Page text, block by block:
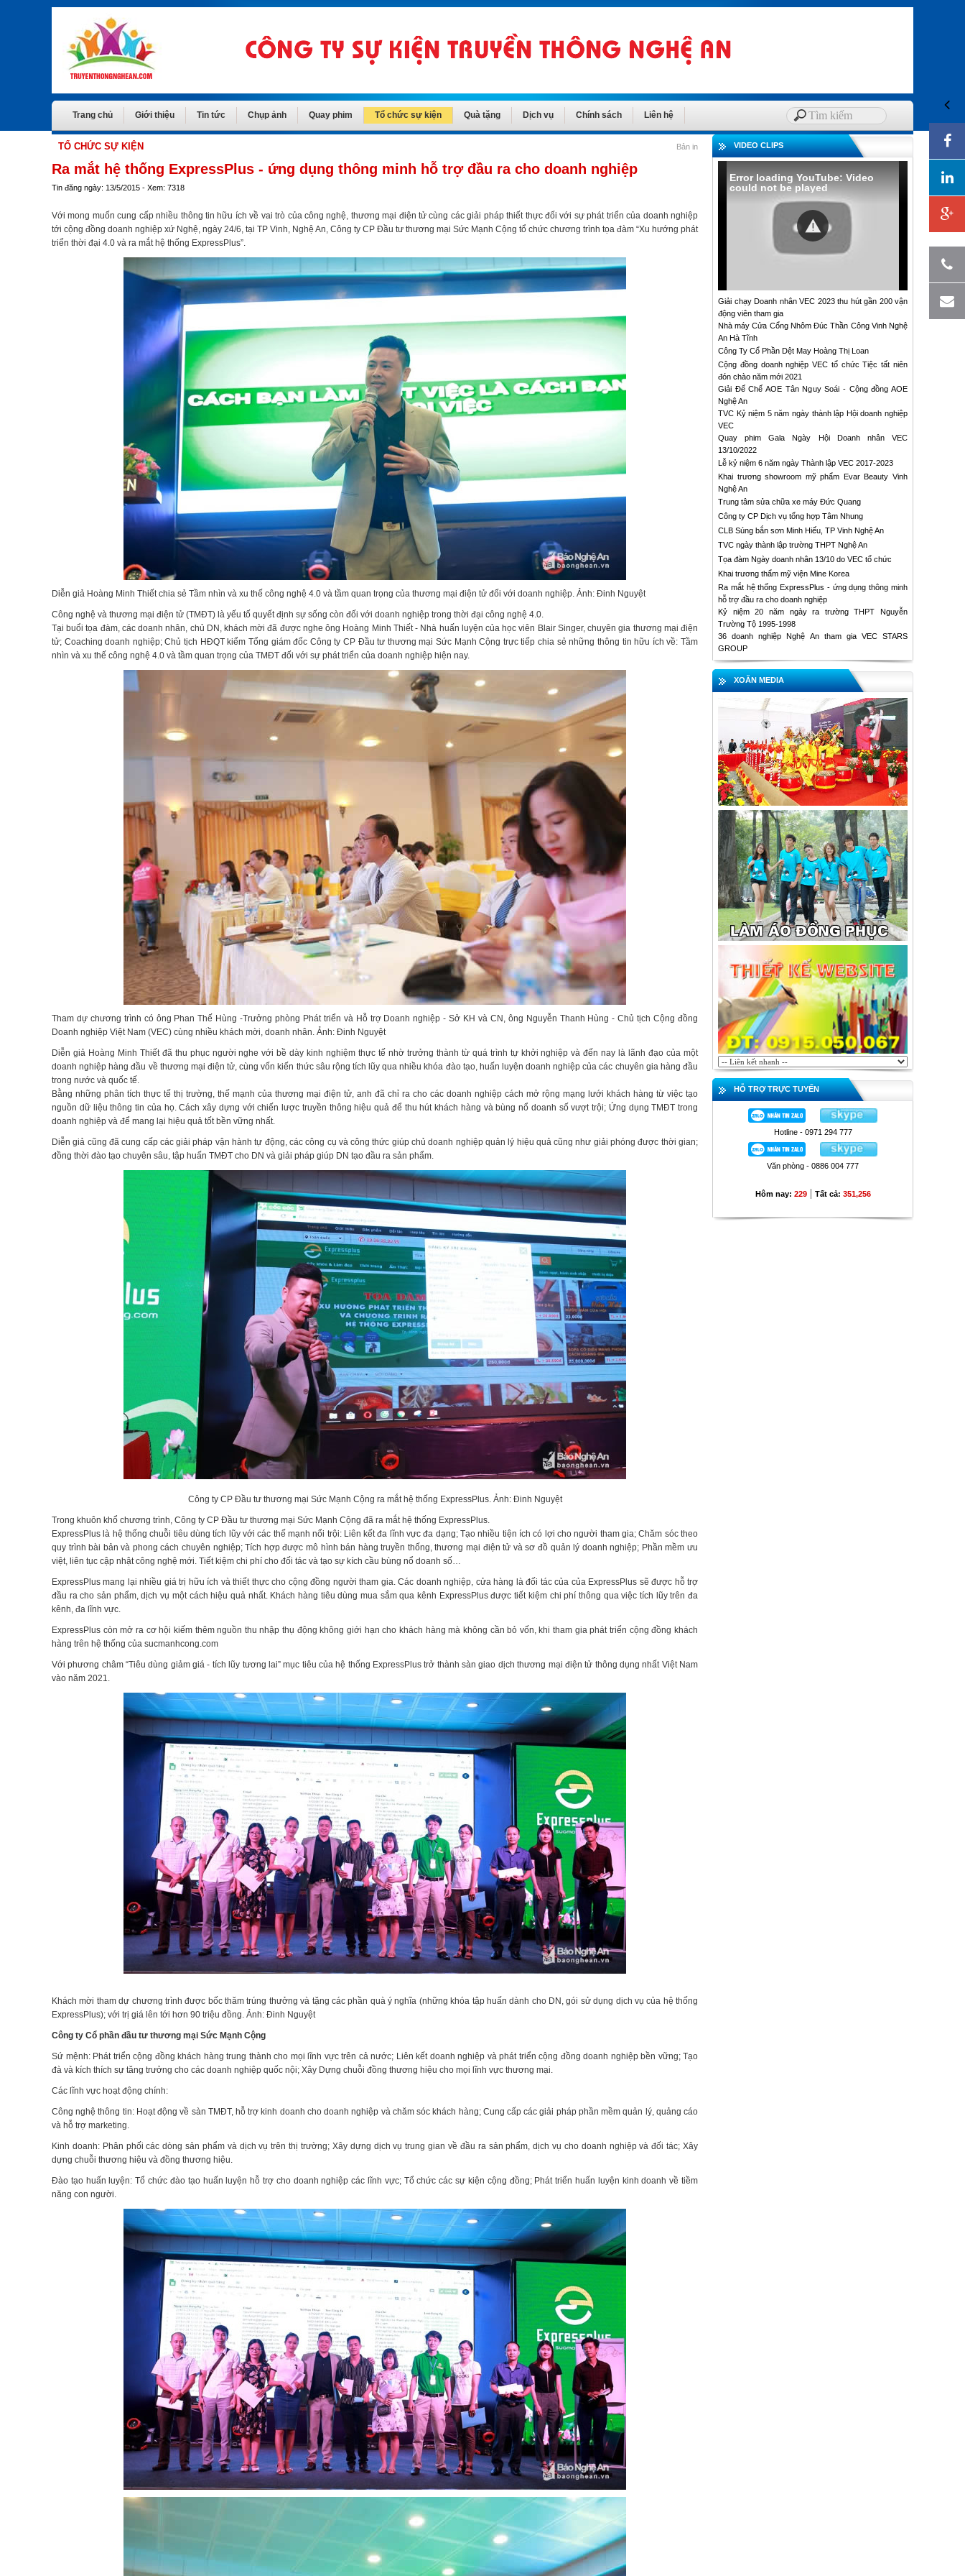
Trang chủ Giới thiệu Tin tức Chụp ảnh Quay phim Tổ chức sự kiện Quà tặng Dịch vụ Chính sách Liên hệ
TỔ CHỨC SỰ KIỆN Bản in
Ra mắt hệ thống ExpressPlus - ứng dụng thông minh hỗ trợ đầu ra cho doanh nghiệp
Tin đăng ngày: 13/5/2015 - Xem: 7318
Với mong muốn cung cấp nhiều thông tin hữu ích về vai trò của công nghệ, thương mại điện tử cùng các giải pháp thiết thực đối với sự phát triển của doanh nghiệp
tới cộng đồng doanh nghiệp xứ Nghệ, ngày 24/6, tại TP Vinh, Nghệ An, Công ty CP Đầu tư thương mại Sức Mạnh Cộng tổ chức chương trình tọa đàm “Xu hướng phát
triển thời đại 4.0 và ra mắt hệ thống ExpressPlus”.
Diễn giả Hoàng Minh Thiết chia sẻ Tầm nhìn và xu thế công nghệ 4.0 và tầm quan trọng của thương mại điện tử đối với doanh nghiệp. Ảnh: Đinh Nguyệt
Công nghệ và thương mại điện tử (TMĐT) là yếu tố quyết định sự sống còn đối với doanh nghiệp trong thời đại công nghệ 4.0.
Tại buổi tọa đàm, các doanh nhân, chủ DN, khách mời đã được nghe ông Hoàng Minh Thiết - Nhà huấn luyện của học viên Blair Singer, chuyên gia thương mại điện
tử; Coaching doanh nghiệp; Chủ tịch HĐQT kiểm Tổng giám đốc Công ty CP Đầu tư thương mại Sức Mạnh Cộng trực tiếp chia sẻ những thông tin hữu ích về: Tầm
nhìn và xu thế công nghệ 4.0 và tầm quan trọng của TMĐT đối với sự phát triển của doanh nghiệp hiện nay.
Tham dự chương trình có ông Phan Thế Hùng -Trưởng phòng Phát triển và Hỗ trợ Doanh nghiệp - Sở KH và CN, ông Nguyễn Thanh Hùng - Chủ tịch Cộng đồng
Doanh nghiệp Việt Nam (VEC) cùng nhiều khách mời, doanh nhân. Ảnh: Đinh Nguyệt
Diễn giả Hoàng Minh Thiết đã thu phục người nghe với bề dày kinh nghiệm thực tế nhờ trưởng thành từ quá trình tự khởi nghiệp và đến nay là lãnh đạo của một
doanh nghiệp hàng đầu về thương mại điện tử, cùng vốn kiến thức sâu rộng tích lũy qua nhiều khóa đào tạo, huấn luyện doanh nghiệp của các chuyên gia hàng đầu
trong nước và quốc tế.
Bằng những phân tích thực tế thị trường, thế mạnh của thương mại điện tử, anh đã chỉ ra cho các doanh nghiệp cách mở rộng mạng lưới khách hàng từ việc tạo
nguồn dữ liệu thông tin của họ. Cách xây dựng với chiến lược truyền thông hiệu quả để thu hút khách hàng và bùng nổ doanh số vượt trội; Ứng dụng TMĐT trong
doanh nghiệp và để mang lại hiệu quả tốt bền vững nhất.
Diễn giả cũng đã cung cấp các giải pháp vận hành tự động, các công cụ và công thức giúp chủ doanh nghiệp quản lý hiệu quả cũng như giải phóng được thời gian;
đồng thời đào tạo chuyên sâu, tập huấn TMĐT cho DN và giải pháp giúp DN tạo đầu ra sản phẩm.
Công ty CP Đầu tư thương mại Sức Mạnh Cộng ra mắt hệ thống ExpressPlus. Ảnh: Đinh Nguyệt
Trong khuôn khổ chương trình, Công ty CP Đầu tư thương mại Sức Mạnh Cộng đã ra mắt hệ thống ExpressPlus.
ExpressPlus là hệ thống chuỗi tiêu dùng tích lũy với các thế mạnh nổi trội: Liên kết đa lĩnh vực đa dạng; Tạo nhiều tiện ích có lợi cho người tham gia; Chăm sóc theo
quy trình bài bản và phong cách chuyên nghiệp; Tích hợp được mô hình bán hàng truyền thống, thương mại điện tử và sơ đồ quản lý doanh nghiệp; Phần mềm ưu
việt, liên tục cập nhật công nghệ mới. Tiết kiệm chi phí cho đối tác và tạo sự kích cầu bùng nổ doanh số…
ExpressPlus mang lại nhiều giá trị hữu ích và thiết thực cho cộng đồng người tham gia. Các doanh nghiệp, cửa hàng là đối tác của của ExpressPlus sẽ được hỗ trợ
đầu ra cho sản phẩm, dịch vụ một cách hiệu quả nhất. Khách hàng tiêu dùng mua sắm qua kênh ExpressPlus được tiết kiệm chi phí thông qua việc tích lũy trên đa
kênh, đa lĩnh vực.
ExpressPlus còn mở ra cơ hội kiếm thêm nguồn thu nhập thụ động không giới hạn cho khách hàng mà không cần bỏ vốn, khi tham gia phát triển cộng đồng khách
hàng trên hệ thống của sucmanhcong.com
Với phương châm “Tiêu dùng giảm giá - tích lũy tương lai” mục tiêu của hệ thống ExpressPlus trở thành sàn giao dịch thương mại điện tử thông dụng nhất Việt Nam
vào năm 2021.
Khách mời tham dự chương trình được bốc thăm trúng thưởng và tặng các phần quà ý nghĩa (những khóa tập huấn dành cho DN, gói sử dụng dịch vụ của hệ thống
ExpressPlus); với trị giá lên tới hơn 90 triệu đồng. Ảnh: Đinh Nguyệt
Công ty Cổ phần đầu tư thương mại Sức Mạnh Cộng
Sứ mệnh: Phát triển cộng đồng khách hàng trung thành cho mọi lĩnh vực trên cả nước; Liên kết doanh nghiệp và phát triển cộng đồng doanh nghiệp bền vững; Tạo
đà và kích thích sự tăng trưởng cho các doanh nghiệp quốc nội; Xây Dựng chuỗi đồng thương hiệu cho mọi lĩnh vực thương mại.
Các lĩnh vực hoạt động chính:
Công nghệ thông tin: Hoạt động về sàn TMĐT, hỗ trợ kinh doanh cho doanh nghiệp và chăm sóc khách hàng; Cung cấp các giải pháp phần mềm quản lý, quảng cáo
và hỗ trợ marketing.
Kinh doanh: Phân phối các dòng sản phẩm và dịch vụ trên thị trường; Xây dựng dịch vụ trung gian về đầu ra sản phẩm, dịch vụ cho doanh nghiệp và đối tác; Xây
dựng chuỗi thương hiệu và đồng thương hiệu.
Đào tạo huấn luyện: Tổ chức đào tạo huấn luyện hỗ trợ cho doanh nghiệp các lĩnh vực; Tổ chức các sự kiện cộng đồng; Phát triển huấn luyện kinh doanh về tiềm
năng con người.
VIDEO CLIPS
Error loading YouTube: Video
could not be played
Giải chạy Doanh nhân VEC 2023 thu hút gần 200 vận
động viên tham gia
Nhà máy Cửa Cổng Nhôm Đúc Thần Công Vinh Nghệ
An Hà Tĩnh
Công Ty Cổ Phần Dệt May Hoàng Thị Loan
Cộng đồng doanh nghiệp VEC tổ chức Tiệc tất niên
đón chào năm mới 2021
Giải Đế Chế AOE Tân Nguy Soái - Cộng đồng AOE
Nghệ An
TVC Kỷ niệm 5 năm ngày thành lập Hội doanh nghiệp
VEC
Quay phim Gala Ngày Hội Doanh nhân VEC
13/10/2022
Lễ kỷ niệm 6 năm ngày Thành lập VEC 2017-2023
Khai trương showroom mỹ phẩm Evar Beauty Vinh
Nghệ An
Trung tâm sửa chữa xe máy Đức Quang
Công ty CP Dịch vụ tổng hợp Tâm Nhung
CLB Súng bắn sơn Minh Hiếu, TP Vinh Nghệ An
TVC ngày thành lập trường THPT Nghệ An
Tọa đàm Ngày doanh nhân 13/10 do VEC tổ chức
Khai trương thẩm mỹ viện Mine Korea
Ra mắt hệ thống ExpressPlus - ứng dụng thông minh
hỗ trợ đầu ra cho doanh nghiệp
Kỷ niệm 20 năm ngày ra trường THPT Nguyễn
Trường Tộ 1995-1998
36 doanh nghiệp Nghệ An tham gia VEC STARS
GROUP
XOĂN MEDIA
HỖ TRỢ TRỰC TUYẾN
Hotline - 0971 294 777
Văn phòng - 0886 004 777
Hôm nay: 229| Tất cả: 351,256